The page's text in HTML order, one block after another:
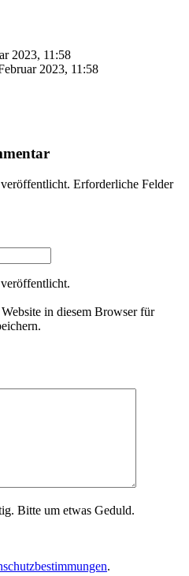
2023, 11:58
2023, 11:58
Erforderliche Felder
in diesem Browser für
Bitte um etwas Geduld.
.